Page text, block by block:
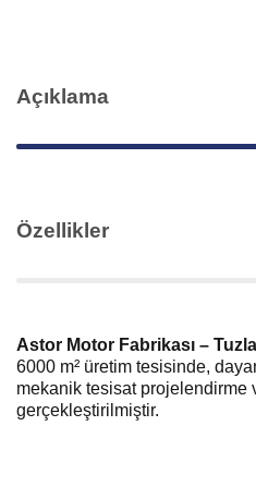
Açıklama
Özellikler
Astor Motor Fabrikası –
6000 m² üretim tesisinde,
mekanik tesisat projelendirme
gerçekleştirilmiştir.